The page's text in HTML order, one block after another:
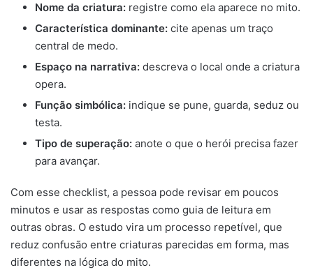
Nome da criatura: registre como ela aparece no mito.
Característica dominante: cite apenas um traço
central de medo.
Espaço na narrativa: descreva o local onde a criatura
opera.
Função simbólica: indique se pune, guarda, seduz ou
testa.
Tipo de superação: anote o que o herói precisa fazer
para avançar.
Com esse checklist, a pessoa pode revisar em poucos
minutos e usar as respostas como guia de leitura em
outras obras. O estudo vira um processo repetível, que
reduz confusão entre criaturas parecidas em forma, mas
diferentes na lógica do mito.